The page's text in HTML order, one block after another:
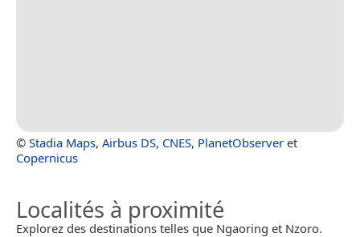
© Stadia Maps, Airbus DS, CNES, PlanetObserver et
Copernicus
Localités à proximité
Explorez des destinations telles que Ngaoring et Nzoro.